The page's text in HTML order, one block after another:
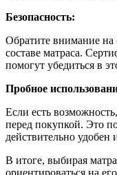
Безопасность:
Обратите внимание на
составе матраса.
помогут убедиться в
Пробное
Если есть
перед покупкой. Это
действительно
В итоге, выбирая
ориентироваться на